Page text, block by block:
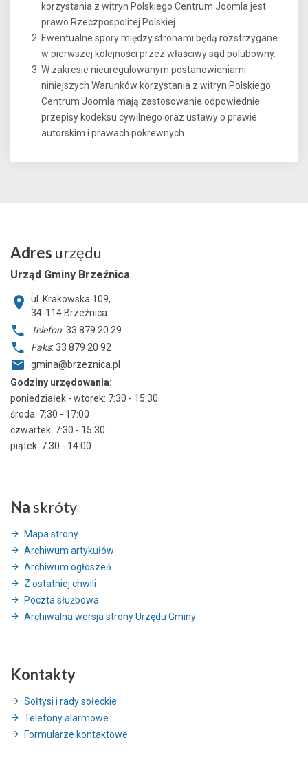
korzystania z witryn Polskiego Centrum Joomla jest
prawo Rzeczpospolitej Polskiej.
Ewentualne spory między stronami będą rozstrzygane
w pierwszej kolejności przez właściwy sąd polubowny.
W zakresie nieuregulowanym postanowieniami
niniejszych Warunków korzystania z witryn Polskiego
Centrum Joomla mają zastosowanie odpowiednie
przepisy kodeksu cywilnego oraz ustawy o prawie
autorskim i prawach pokrewnych.
Adres urzędu
Urząd Gminy Brzeźnica
ul. Krakowska 109,
34-114 Brzeźnica
Telefon: 33 879 20 29
Faks: 33 879 20 92
gmina@brzeznica.pl
Godziny urzędowania:
poniedziałek - wtorek: 7:30 - 15:30
środa: 7:30 - 17:00
czwartek: 7:30 - 15:30
piątek: 7:30 - 14:00
Na skróty
Mapa strony
Archiwum artykułów
Archiwum ogłoszeń
Z ostatniej chwili
Poczta służbowa
Archiwalna wersja strony Urzędu Gminy
Kontakty
Sołtysi i rady sołeckie
Telefony alarmowe
Formularze kontaktowe